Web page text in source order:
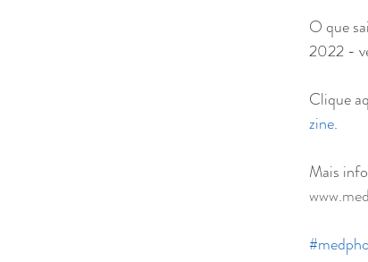
O que
2022 -
Clique
zine.
Mais